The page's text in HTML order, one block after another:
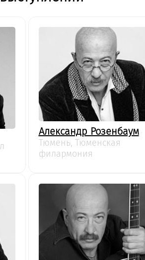
Александр Розенбаум
Тюмень, Тюменская
филармония